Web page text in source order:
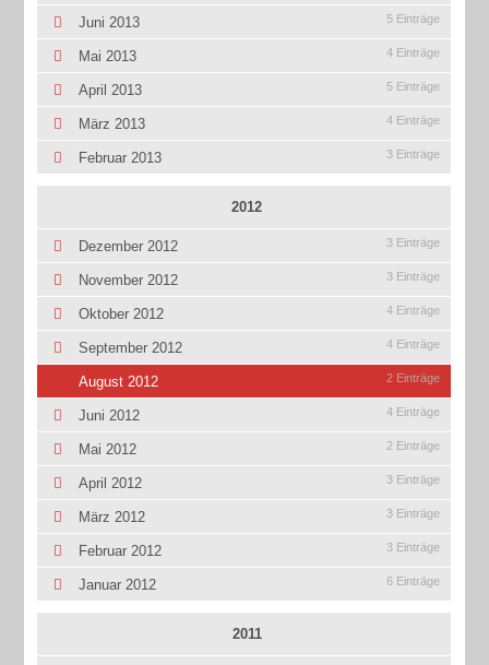
Juni 2013 5 Einträge
Mai 2013 4 Einträge
April 2013 5 Einträge
März 2013 4 Einträge
Februar 2013 3 Einträge
2012
Dezember 2012 3 Einträge
November 2012 3 Einträge
Oktober 2012 4 Einträge
September 2012 4 Einträge
August 2012 2 Einträge
Juni 2012 4 Einträge
Mai 2012 2 Einträge
April 2012 3 Einträge
März 2012 3 Einträge
Februar 2012 3 Einträge
Januar 2012 6 Einträge
2011